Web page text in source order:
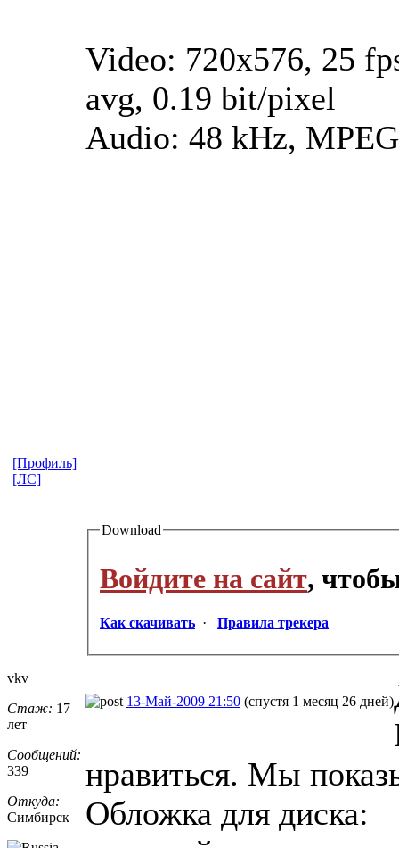
Video: 720x576, 25
avg, 0.19 bit/pixel
Audio: 48 kHz,
Download
Войдите на сайт,
Как скачивать · Правила трекера
[Профиль]
[ЛС]
vkv
Стаж: 17
лет
Сообщений:
339
Откуда:
Симбирск
13-Май-2009 21:50 (спустя 1 месяц 26 дней)
нравиться. Мы
Обложка для диска: